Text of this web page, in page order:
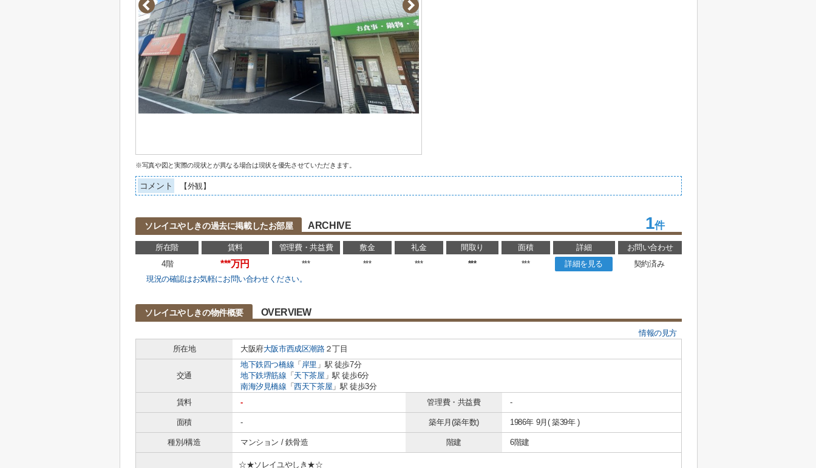
※写真や図と実際の現状とが異なる場合は現状を優先させていただきます。
コメント 【外観】
ソレイユやしきの過去に掲載したお部屋 ARCHIVE 1件
所在階 賃料 管理費・共益費 敷金 礼金 間取り 面積 詳細
お問い合わせ
4階
***万円 *** *** *** *** *** 詳細を見る
契約済み
現況の確認はお気軽にお問い合わせください。
ソレイユやしきの物件概要 OVERVIEW
情報の見方
所在地
大阪府大阪市西成区潮路２丁目
交通
地下鉄四つ橋線 「 岸里 」駅 徒歩7分
地下鉄堺筋線 「 天下茶屋 」駅 徒歩6分
南海汐見橋線 「西天下茶屋 」駅 徒歩3分
賃料
- 管理費・共益費 -
面積 - 築年月(築年数) 1986年 9月( 築39年 )
種別/構造 マンション / 鉄骨造 階建 6階建
☆★ソレイユやしき★☆